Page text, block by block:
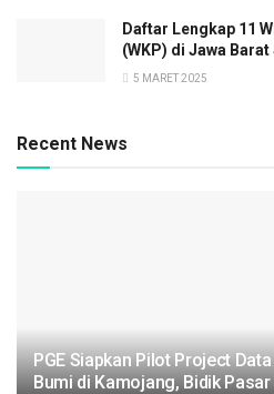
Daftar Lengkap 11
(WKP) di Jawa
5 MARET 2025
Recent News
PGE Siapkan Pilot Project
Bumi di Kamojang, Bidik